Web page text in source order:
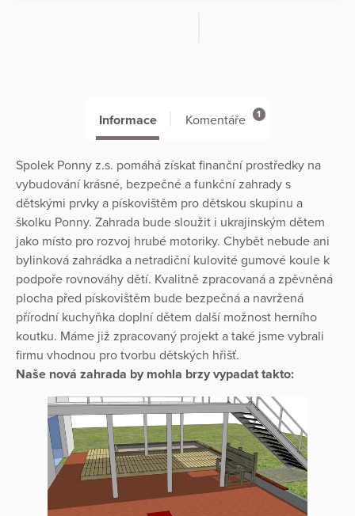
Informace Komentáře 1
Spolek Ponny z.s. pomáhá získat finanční prostředky na
vybudování krásné, bezpečné a funkční zahrady s
dětskými prvky a pískovištěm pro dětskou skupinu a
školku Ponny. Zahrada bude sloužit i ukrajinským dětem
jako místo pro rozvoj hrubé motoriky. Chybět nebude ani
bylinková zahrádka a netradiční kulovité gumové koule k
podpoře rovnováhy dětí. Kvalitně zpracovaná a zpěvněná
plocha před pískovištěm bude bezpečná a navržená
přírodní kuchyňka doplní dětem další možnost herního
koutku. Máme již zpracovaný projekt a také jsme vybrali
firmu vhodnou pro tvorbu dětských hřišť.
Naše nová zahrada by mohla brzy vypadat takto: